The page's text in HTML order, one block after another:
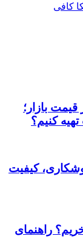
کافی
بازار؛
کنیم؟
کیفیت
راهنمای